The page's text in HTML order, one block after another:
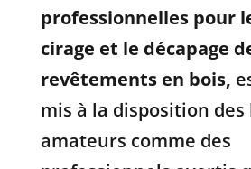
professionnelles pour
cirage et le décapage
revêtements en bois,
mis à la disposition
amateurs comme des